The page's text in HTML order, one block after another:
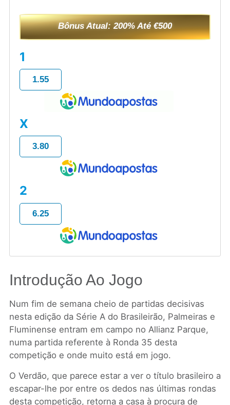
Bônus Atual: 200% Até €500
1
1.55
X
3.80
2
6.25
Introdução Ao Jogo
Num fim de semana cheio de partidas decisivas
nesta edição da Série A do Brasileirão, Palmeiras e
Fluminense entram em campo no Allianz Parque,
numa partida referente à Ronda 35 desta
competição e onde muito está em jogo.
O Verdão, que parece estar a ver o título brasileiro a
escapar-lhe por entre os dedos nas últimas rondas
desta competição, retorna a casa à procura de